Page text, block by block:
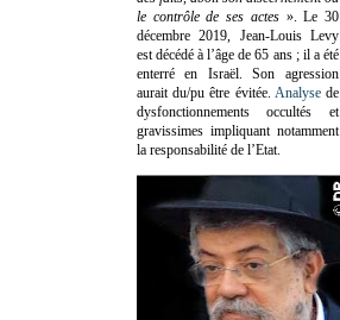
le contrôle de ses actes». Le 30
décembre 2019, Jean-Louis Levy
est décédé à l’âge de 65 ans ; il a été
enterré en Israël. Son agression
aurait du/pu être évitée. Analysede
dysfonctionnements occultés et
gravissimes impliquant notamment
la responsabilité de l’Etat.